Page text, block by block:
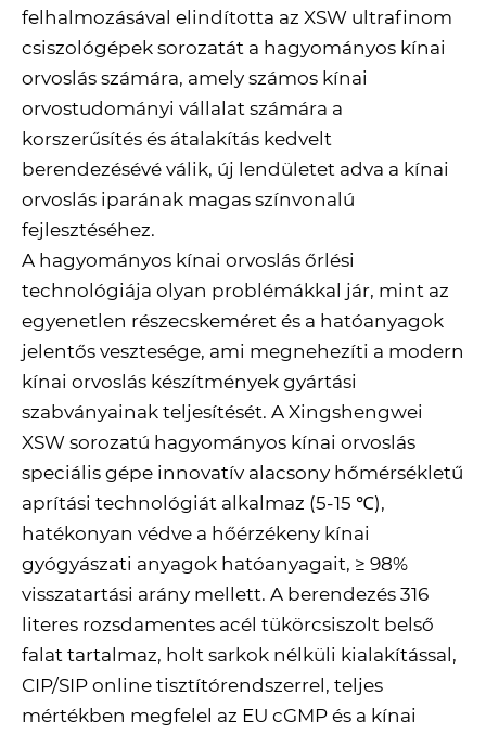
felhalmozásával elindította az XSW ultrafinom
csiszológépek sorozatát a hagyományos kínai
orvoslás számára, amely számos kínai
orvostudományi vállalat számára a
korszerűsítés és átalakítás kedvelt
berendezésévé válik, új lendületet adva a kínai
orvoslás iparának magas színvonalú
fejlesztéséhez.
A hagyományos kínai orvoslás őrlési
technológiája olyan problémákkal jár, mint az
egyenetlen részecskeméret és a hatóanyagok
jelentős vesztesége, ami megnehezíti a modern
kínai orvoslás készítmények gyártási
szabványainak teljesítését. A Xingshengwei
XSW sorozatú hagyományos kínai orvoslás
speciális gépe innovatív alacsony hőmérsékletű
aprítási technológiát alkalmaz (5-15 ℃),
hatékonyan védve a hőérzékeny kínai
gyógyászati ​​anyagok hatóanyagait, ≥ 98%
visszatartási arány mellett. A berendezés 316
literes rozsdamentes acél tükörcsiszolt belső
falat tartalmaz, holt sarkok nélküli kialakítással,
CIP/SIP online tisztítórendszerrel, teljes
mértékben megfelel az EU cGMP és a kínai